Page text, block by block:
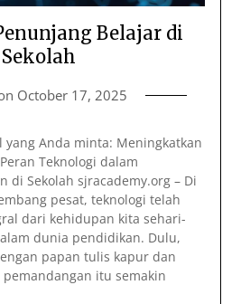
Belajar di
Sekolah
October 17, 2025
Anda minta: Meningkatkan
Teknologi dalam
di Sekolah sjracademy.org – Di
pesat, teknologi telah
dari kehidupan kita sehari-
dunia pendidikan. Dulu,
papan tulis kapur dan
itu semakin